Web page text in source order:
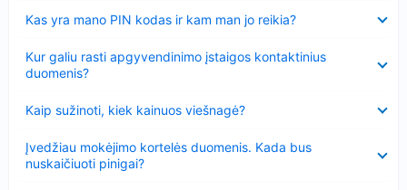
Kas yra mano PIN kodas ir kam man jo reikia?
Kur galiu rasti apgyvendinimo įstaigos kontaktinius
duomenis?
Kaip sužinoti, kiek kainuos viešnagė?
Įvedžiau mokėjimo kortelės duomenis. Kada bus
nuskaičiuoti pinigai?